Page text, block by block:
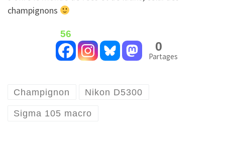
champignons
56
0
Partages
Champignon Nikon D5300
Sigma 105 macro